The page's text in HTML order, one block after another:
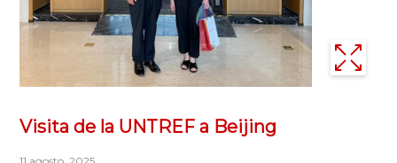
Visita de la UNTREF a Beijing